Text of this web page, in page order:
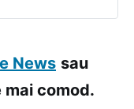
News sau
comod.